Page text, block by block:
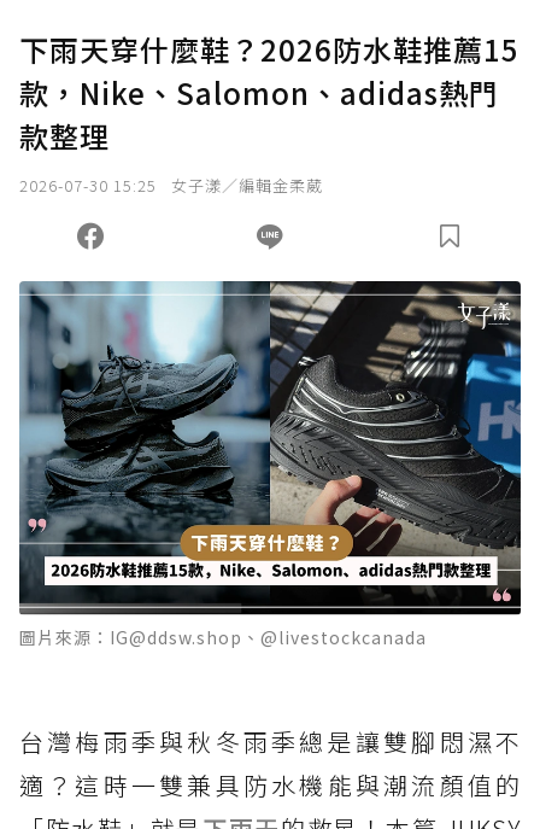
下雨天穿什麼鞋？2026防水鞋推薦15
款，Nike、Salomon、adidas熱門
款整理
2026-07-30 15:25 女子漾／編輯金柔葳
圖片來源：IG@ddsw.shop、@livestockcanada
台灣梅雨季與秋冬雨季總是讓雙腳悶濕不
適？這時一雙兼具防水機能與潮流顏值的